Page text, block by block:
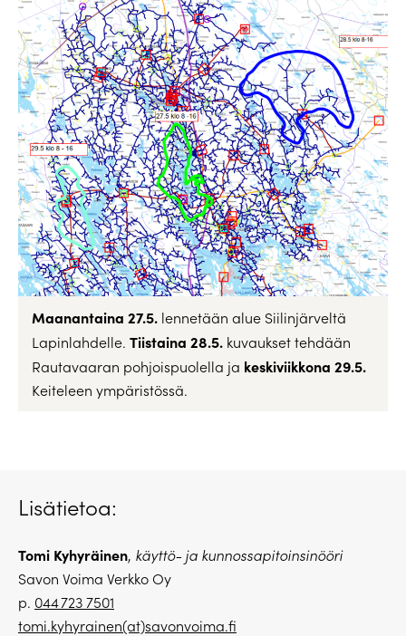
Maanantaina 27.5. lennetään alue Siilinjärveltä
Lapinlahdelle. Tiistaina 28.5. kuvaukset tehdään
Rautavaaran pohjoispuolella ja keskiviikkona 29.5.
Keiteleen ympäristössä.
Lisätietoa:
Tomi Kyhyräinen, käyttö- ja kunnossapitoinsinööri
Savon Voima Verkko Oy
p. 044 723 7501
tomi.kyhyrainen(at)savonvoima.fi